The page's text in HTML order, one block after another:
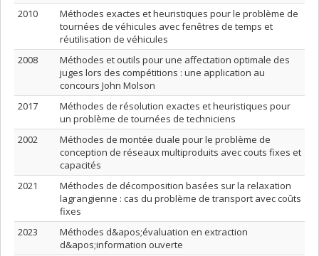
2010
Méthodes exactes et heuristiques pour le problème de
tournées de véhicules avec fenêtres de temps et
réutilisation de véhicules
2008
Méthodes et outils pour une affectation optimale des
juges lors des compétitions : une application au
concours John Molson
2017
Méthodes de résolution exactes et heuristiques pour
un problème de tournées de techniciens
2002
Méthodes de montée duale pour le problème de
conception de réseaux multiproduits avec couts fixes et
capacités
2021
Méthodes de décomposition basées sur la relaxation
lagrangienne : cas du problème de transport avec coûts
fixes
2023
Méthodes d&apos;évaluation en extraction
d&apos;information ouverte